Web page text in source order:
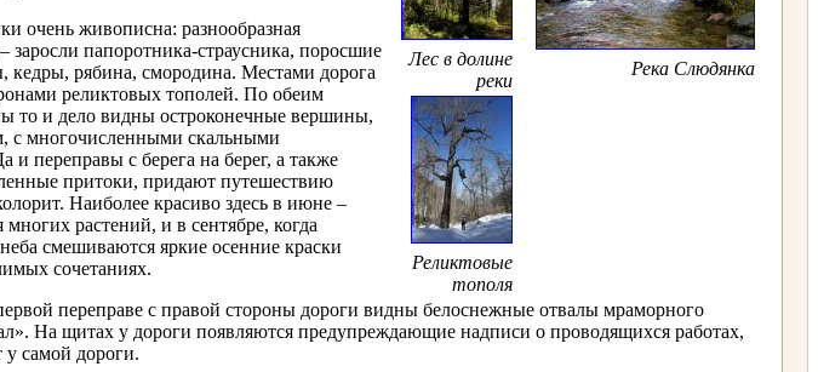
Река Слюдянка
Лес в долине
реки
Реликтовые
тополя
очень живописна: разнообразная
заросли папоротника-страусника, поросшие
кедры, рябина, смородина. Местами дорога
реликтовых тополей. По обеим
то и дело видны остроконечные вершины,
с многочисленными скальными
и переправы с берега на берег, а также
притоки, придают путешествию
Наиболее красиво здесь в июне –
растений, и в сентябре, когда
смешиваются яркие осенние краски
сочетаниях.
переправе с правой стороны дороги видны белоснежные отвалы мраморного
На щитах у дороги появляются предупреждающие надписи о проводящихся работах,
самой дороги.